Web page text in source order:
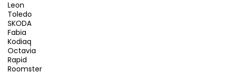
Leon
Toledo
SKODA
Fabia
Kodiaq
Octavia
Rapid
Roomster